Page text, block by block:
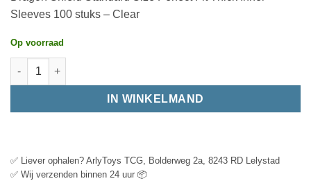
Sleeves 100 stuks – Clear
Op voorraad
IN WINKELMAND
✅ Liever ophalen? ArlyToys TCG, Bolderweg 2a, 8243 RD Lelystad
✅ Wij verzenden binnen 24 uur 📦